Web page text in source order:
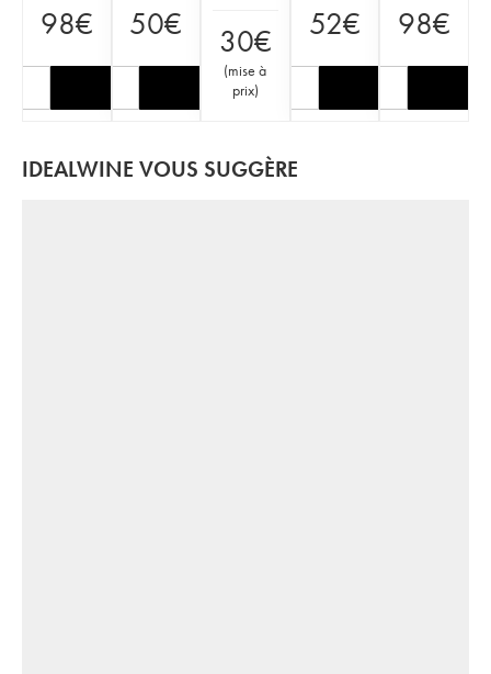
98€ 50€ 30€
(mise à
prix)
52€ 98€
IDEALWINE VOUS SUGGÈRE